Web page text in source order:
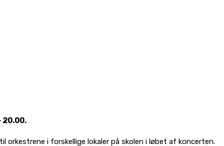
20.00.
orkestrene i forskellige lokaler på skolen i løbet af koncerten.